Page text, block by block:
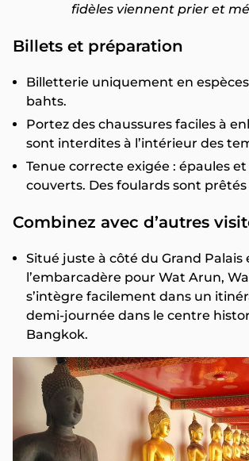
fidèles viennent prier et
Billets et préparation
Billetterie uniquement en
bahts.
Portez des chaussures faciles à
sont interdites à l’intérieur des
Tenue correcte exigée : épaules
couverts. Des foulards sont prêtés
Combinez avec d’autres
Situé juste à côté du Grand Palais
l’embarcadère pour Wat Arun,
s’intègre facilement dans un
demi-journée dans le centre
Bangkok.